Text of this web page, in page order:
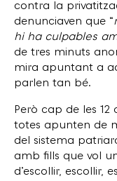
contra la
denunciaven que “
hi ha culpables
de tres minuts
mira apuntant a
parlen tan bé.
Però cap de les
totes apunten de
del sistema
amb fills que vol
d’escollir, escollir,